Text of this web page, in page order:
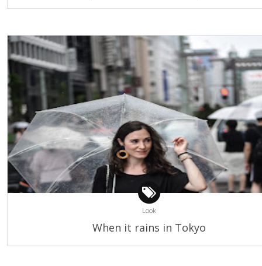
Look
When it rains in Tokyo